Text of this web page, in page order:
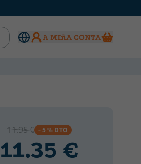
A MIñA CONTA
11.95 € - 5 % DTO
11.35 €